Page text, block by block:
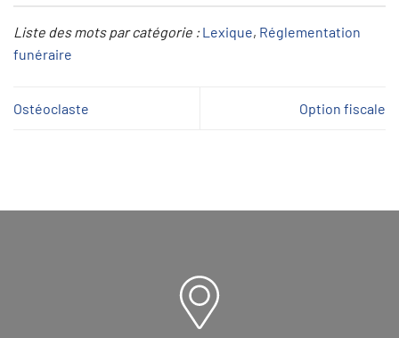
Liste des mots par catégorie :Lexique, Réglementation
funéraire
Ostéoclaste Option fiscale